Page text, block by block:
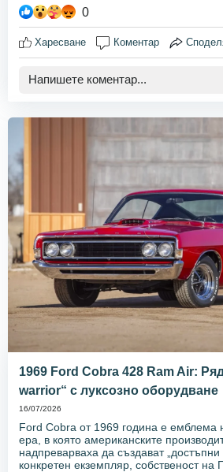
0
Харесване Коментар
1969 Ford Cobra 428 Ram Air:
warrior“ с луксозно оборудване
16/07/2026
Ford Cobra от 1969 година е емблема
ера, в която американските
надпреварваха да създават „достъпни
конкретен екземпляр, собственост на